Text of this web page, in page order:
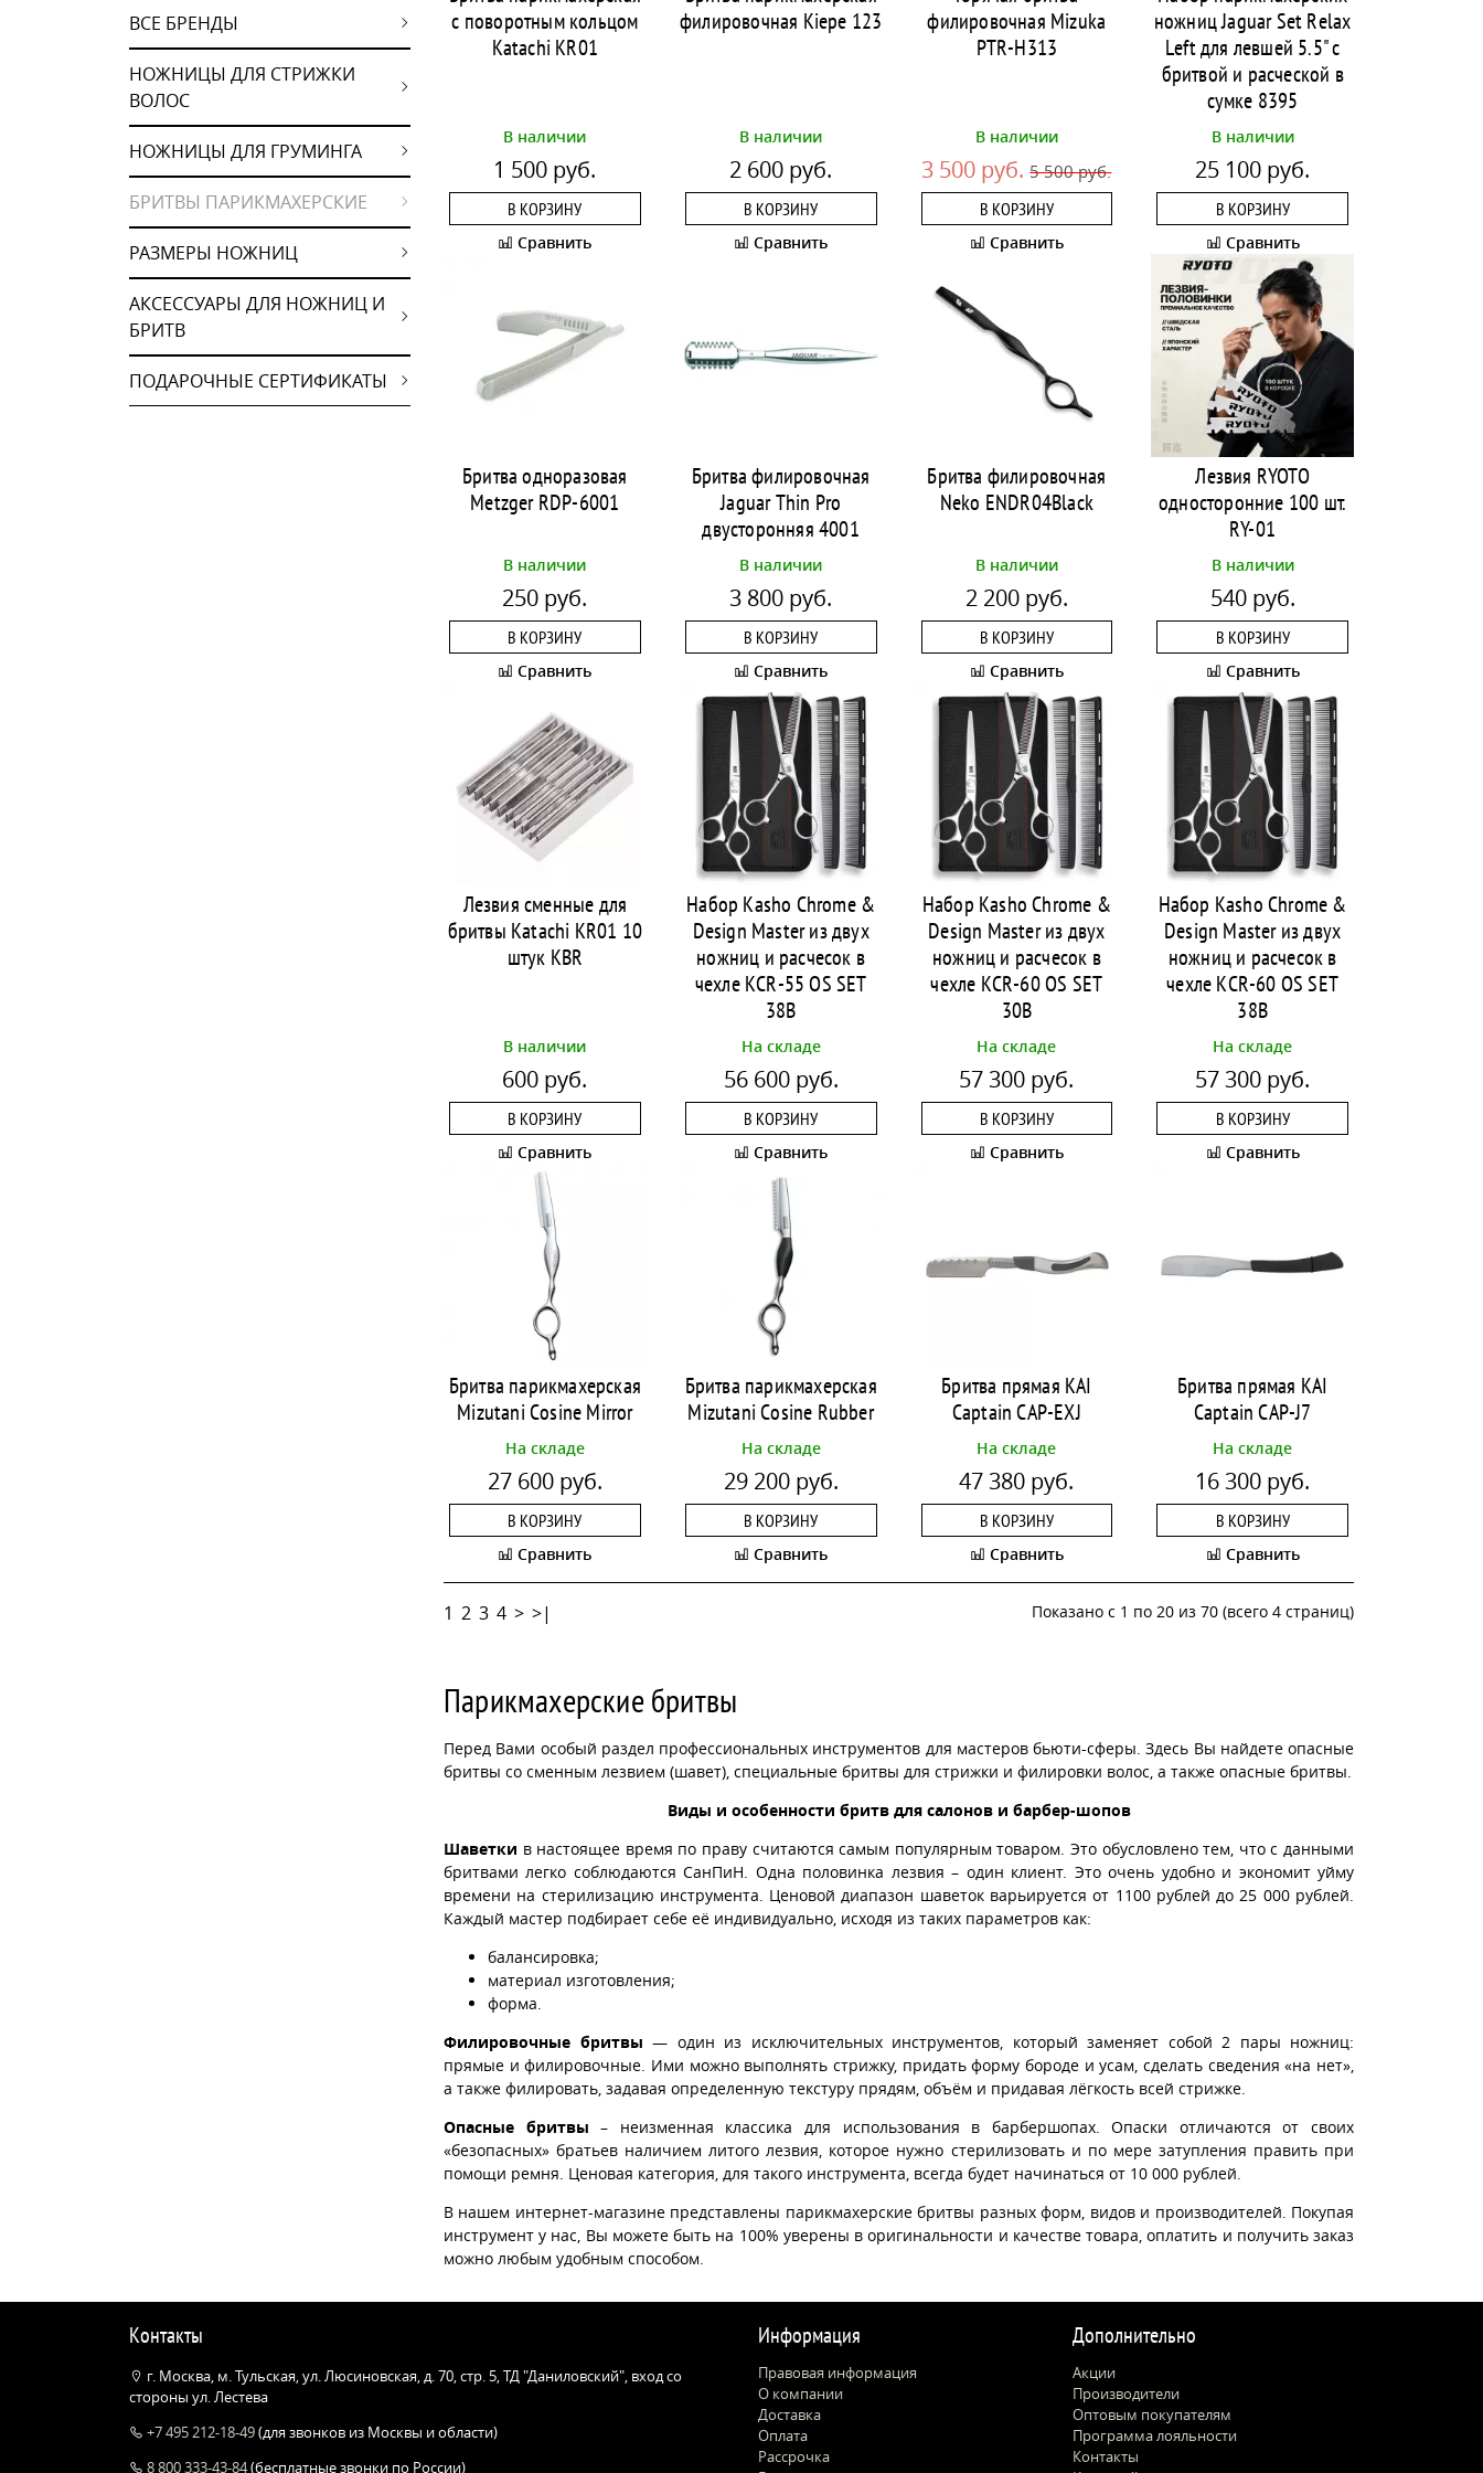
Suntachi
Takara
Япония
ВСЕ БРЕНДЫ
НОЖНИЦЫ ДЛЯ СТРИЖКИ
ВОЛОС
НОЖНИЦЫ ДЛЯ ГРУМИНГА
БРИТВЫ ПАРИКМАХЕРСКИЕ
РАЗМЕРЫ НОЖНИЦ
АКСЕССУАРЫ ДЛЯ НОЖНИЦ И
БРИТВ
ПОДАРОЧНЫЕ СЕРТИФИКАТЫ
с поворотным кольцом
Katachi KR01
В наличии
1 500 руб.
В КОРЗИНУ
Сравнить
филировочная Kiepe 123
В наличии
2 600 руб.
В КОРЗИНУ
Сравнить
филировочная Mizuka
PTR-H313
В наличии
3 500 руб. 5 500 руб.
В КОРЗИНУ
Сравнить
ножниц Jaguar Set Relax
Left для левшей 5.5" с
бритвой и расческой в
сумке 8395
В наличии
25 100 руб.
В КОРЗИНУ
Сравнить
Бритва одноразовая
Metzger RDP-6001
В наличии
250 руб.
В КОРЗИНУ
Сравнить
Бритва филировочная
Jaguar Thin Pro
двусторонняя 4001
В наличии
3 800 руб.
В КОРЗИНУ
Сравнить
Бритва филировочная
Neko ENDR04Black
В наличии
2 200 руб.
В КОРЗИНУ
Сравнить
Лезвия RYOTO
односторонние 100 шт.
RY-01
В наличии
540 руб.
В КОРЗИНУ
Сравнить
Лезвия сменные для
бритвы Katachi KR01 10
штук KBR
В наличии
600 руб.
В КОРЗИНУ
Сравнить
Набор Kasho Chrome &
Design Master из двух
ножниц и расчесок в
чехле KCR-55 OS SET
38B
На складе
56 600 руб.
В КОРЗИНУ
Сравнить
Набор Kasho Chrome &
Design Master из двух
ножниц и расчесок в
чехле KCR-60 OS SET
30B
На складе
57 300 руб.
В КОРЗИНУ
Сравнить
Набор Kasho Chrome &
Design Master из двух
ножниц и расчесок в
чехле KCR-60 OS SET
38B
На складе
57 300 руб.
В КОРЗИНУ
Сравнить
Бритва парикмахерская
Mizutani Cosine Mirror
На складе
27 600 руб.
В КОРЗИНУ
Сравнить
Бритва парикмахерская
Mizutani Cosine Rubber
На складе
29 200 руб.
В КОРЗИНУ
Сравнить
Бритва прямая KAI
Captain CAP-EXJ
На складе
47 380 руб.
В КОРЗИНУ
Сравнить
Бритва прямая KAI
Captain CAP-J7
На складе
16 300 руб.
В КОРЗИНУ
Сравнить
1 2 3 4 > >| Показано с 1 по 20 из 70 (всего 4 страниц)
Парикмахерские бритвы
Перед Вами особый раздел профессиональных инструментов для мастеров бьюти-сферы. Здесь Вы найдете опасные
бритвы со сменным лезвием (шавет), специальные бритвы для стрижки и филировки волос, а также опасные бритвы.
Виды и особенности бритв для салонов и барбер-шопов
Шаветки в настоящее время по праву считаются самым популярным товаром. Это обусловлено тем, что с данными
бритвами легко соблюдаются СанПиН. Одна половинка лезвия – один клиент. Это очень удобно и экономит уйму
времени на стерилизацию инструмента. Ценовой диапазон шаветок варьируется от 1100 рублей до 25 000 рублей.
Каждый мастер подбирает себе её индивидуально, исходя из таких параметров как:
балансировка;
материал изготовления;
форма.
Филировочные бритвы — один из исключительных инструментов, который заменяет собой 2 пары ножниц:
прямые и филировочные. Ими можно выполнять стрижку, придать форму бороде и усам, сделать сведения «на нет»,
а также филировать, задавая определенную текстуру прядям, объём и придавая лёгкость всей стрижке.
Опасные бритвы – неизменная классика для использования в барбершопах. Опаски отличаются от своих
«безопасных» братьев наличием литого лезвия, которое нужно стерилизовать и по мере затупления править при
помощи ремня. Ценовая категория, для такого инструмента, всегда будет начинаться от 10 000 рублей.
В нашем интернет-магазине представлены парикмахерские бритвы разных форм, видов и производителей. Покупая
инструмент у нас, Вы можете быть на 100% уверены в оригинальности и качестве товара, оплатить и получить заказ
можно любым удобным способом.
Контакты
г. Москва, м. Тульская, ул. Люсиновская, д. 70, стр. 5, ТД "Даниловский", вход со
стороны ул. Лестева
+7 495 212-18-49(для звонков из Москвы и области)
8 800 333-43-84(бесплатные звонки по России)
Информация
Правовая информация
О компании
Доставка
Оплата
Рассрочка
Дополнительно
Акции
Производители
Оптовым покупателям
Программа лояльности
Контакты